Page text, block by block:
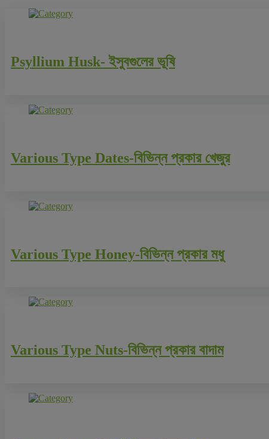
Psyllium Husk- ইসুবগুলের ভূষি
Various Type Dates-বিভিন্ন প্রকার খেজুর
Various Type Honey-বিভিন্ন প্রকার মধু
Various Type Nuts-বিভিন্ন প্রকার বাদাম